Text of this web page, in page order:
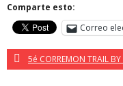
Comparte esto:
Correo
5é CORREMON TRAIL